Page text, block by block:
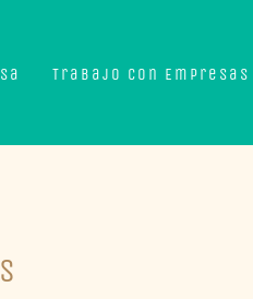
Trabajo con Empresas